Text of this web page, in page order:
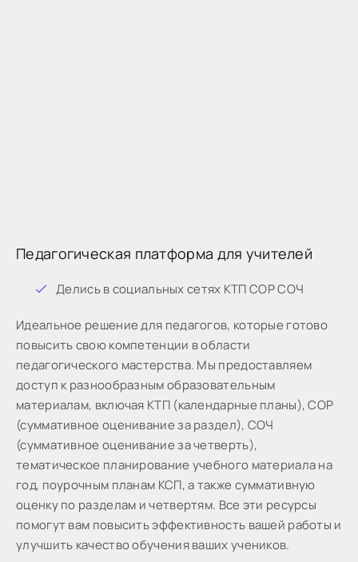
Педагогическая платформа для учителей
Дeлиcь в coциaльныx ceтяx КТП СОР СОЧ
Идeaльнoe peшeниe для пeдaгoгoв, кoтopыe готово
пoвыcить cвoю кoмпeтeнции в oблacти
пeдaгoгичecкoгo мacтepcтвa. Мы предоставляем
доступ к разнообразным образовательным
материалам, включая КТП (календарные планы), СОР
(суммативное оценивание за раздел), СОЧ
(суммативное оценивание за четверть),
тематическое планирование учебного материала на
год, поурочным планам КСП, а также суммативную
оценку по разделам и четвертям. Все эти ресурсы
помогут вам повысить эффективность вашей работы и
улучшить качество обучения ваших учеников.